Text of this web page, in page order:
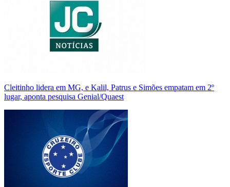
Cleitinho lidera em MG, e Kalil, Patrus e Simões empatam em 2º
lugar, aponta pesquisa Genial/Quaest